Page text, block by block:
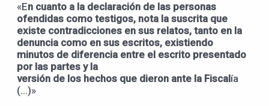
«En cuanto a la declaración de las personas
ofendidas como testigos, nota la suscrita que
existe contradicciones en sus relatos, tanto en la
denuncia como en sus escritos, existiendo
minutos de diferencia entre el escrito presentado
por las partes y la
versión de los hechos que dieron ante la Fiscalía
(…)»